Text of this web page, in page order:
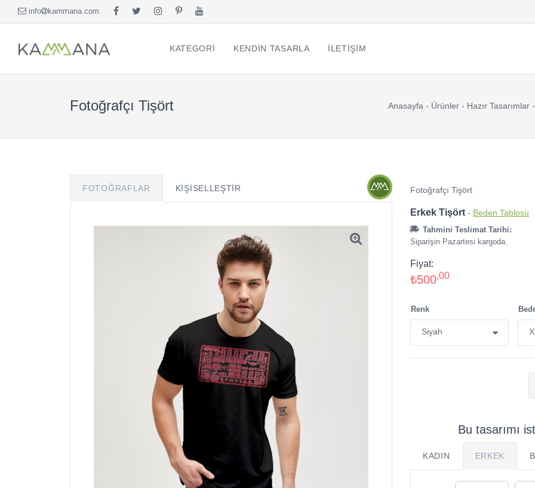
info kammana.com
KATEGORI KENDIN TASARLA İLETIŞIM
Fotoğrafçı Tişört Anasayfa Ürünler Hazır Tasarımlar
FOTOĞRAFLAR KIŞISELLEŞTIR Fotoğrafçı Tişört
Erkek Tişört - Beden Tablosu
Tahmini Teslimat Tarihi:
Siparişin Pazartesi kargoda.
Fiyat:
₺500,00
Renk
Bu tasarımı
KADIN ERKEK